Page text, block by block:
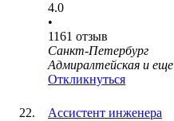
4.0
•
1161 отзыв
Санкт-Петербург
Адмиралтейская и еще
Откликнуться
Ассистент инженера